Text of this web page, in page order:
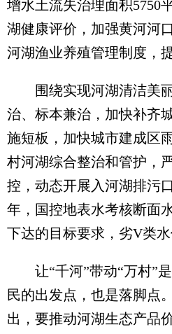
增水土流失治理面积5750
湖健康评价，加强黄河河
河湖渔业养殖管理制度，
围绕实现河湖清洁美丽
治、标本兼治，加快补齐
施短板，加快城市建成区
村河湖综合整治和管护，
控，动态开展入河湖排污
年，国控地表水考核断面
下达的目标要求，劣V类水
让“千河”带动“万村”是
民的出发点，也是落脚点
出，要推动河湖生态产品